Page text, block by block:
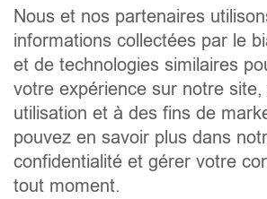
Contact
Liens utiles
Conseils pratiques pour vendre ou louer
Préparer un déménagement
Documents utiles
Notaire.be
Société
TVA. BE 0464.629.802 • IPI : 510350
cautionnement via AXA Belgium SA –
Nous et nos partenaires
informations collectées par le
et de technologies similaires
votre expérience sur notre
utilisation et à des fins de
pouvez en savoir plus dans
confidentialité et gérer votre
tout moment.